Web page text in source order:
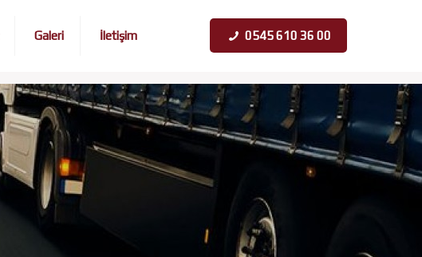
Galeri İletişim 0545 610 36 00